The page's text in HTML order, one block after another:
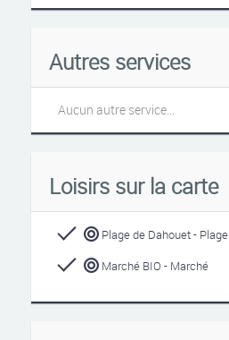
Autres services
Aucun autre service...
Loisirs sur la carte
Plage de Dahouet - Plage
Marché BIO - Marché